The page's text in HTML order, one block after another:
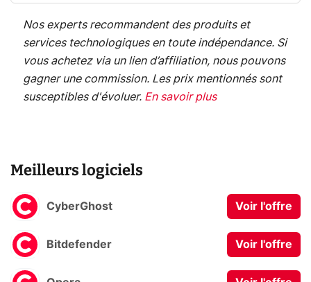
Nos experts recommandent des produits et
services technologiques en toute indépendance. Si
vous achetez via un lien d’affiliation, nous pouvons
gagner une commission. Les prix mentionnés sont
susceptibles d'évoluer. En savoir plus
Meilleurs logiciels
CyberGhost Voir l'offre
Bitdefender Voir l'offre